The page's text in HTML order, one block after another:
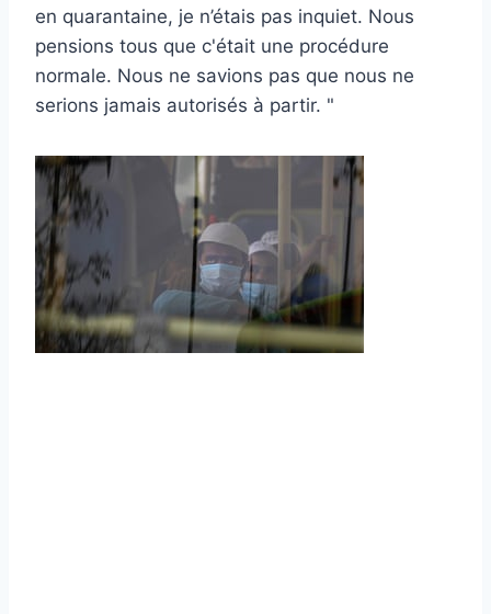
en quarantaine, je n’étais pas inquiet. Nous
pensions tous que c'était une procédure
normale. Nous ne savions pas que nous ne
serions jamais autorisés à partir. "